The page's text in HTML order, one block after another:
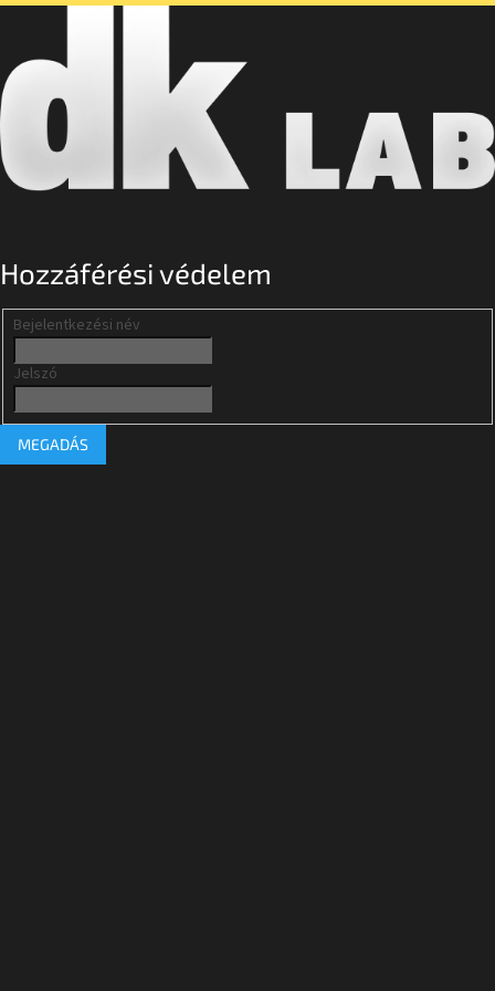
Hozzáférési védelem
Bejelentkezési név
Jelszó
MEGADÁS